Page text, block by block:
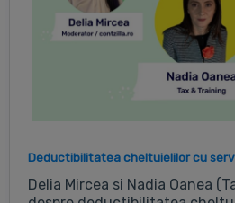
Deductibilitatea cheltuielilor cu
Delia Mircea si Nadia Oanea